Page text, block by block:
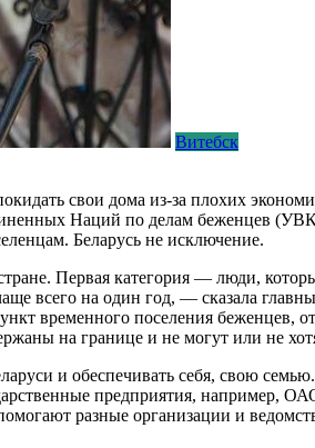
Витебск
свои дома из-за плохих
Наций по делам беженцев
Беларусь не исключение.
Первая категория — люди,
всего на один год, — сказала
временного поселения беженцев,
на границе и не могут или не
и обеспечивать себя, свою
предприятия, например,
разные организации и